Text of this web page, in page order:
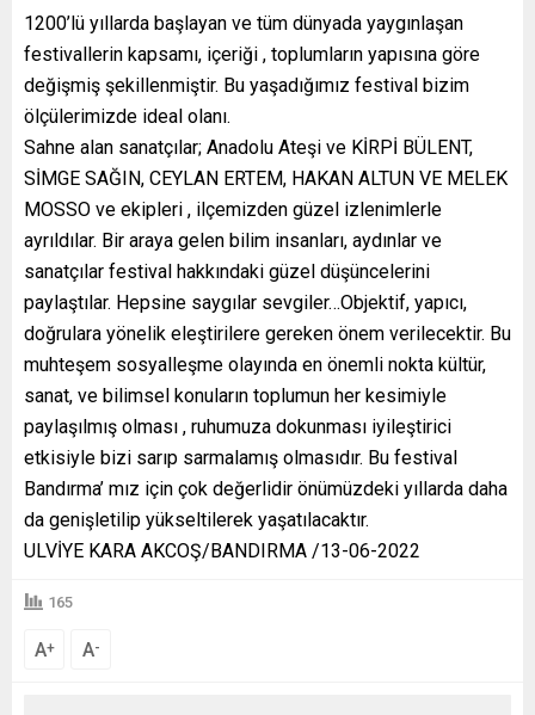
1200’lü yıllarda başlayan ve tüm dünyada yaygınlaşan
festivallerin kapsamı, içeriği , toplumların yapısına göre
değişmiş şekillenmiştir. Bu yaşadığımız festival bizim
ölçülerimizde ideal olanı.
Sahne alan sanatçılar; Anadolu Ateşi ve KİRPİ BÜLENT,
SİMGE SAĞIN, CEYLAN ERTEM, HAKAN ALTUN VE MELEK
MOSSO ve ekipleri , ilçemizden güzel izlenimlerle
ayrıldılar. Bir araya gelen bilim insanları, aydınlar ve
sanatçılar festival hakkındaki güzel düşüncelerini
paylaştılar. Hepsine saygılar sevgiler…Objektif, yapıcı,
doğrulara yönelik eleştirilere gereken önem verilecektir. Bu
muhteşem sosyalleşme olayında en önemli nokta kültür,
sanat, ve bilimsel konuların toplumun her kesimiyle
paylaşılmış olması , ruhumuza dokunması iyileştirici
etkisiyle bizi sarıp sarmalamış olmasıdır. Bu festival
Bandırma’ mız için çok değerlidir önümüzdeki yıllarda daha
da genişletilip yükseltilerek yaşatılacaktır.
ULVİYE KARA AKCOŞ/BANDIRMA /13-06-2022
165
A+ A-